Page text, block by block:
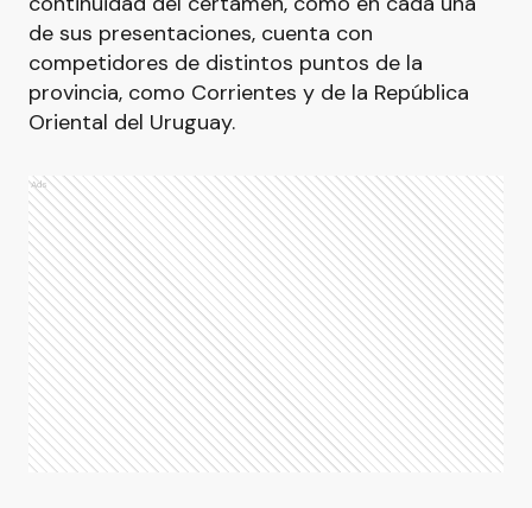
de sus presentaciones, cuenta con
competidores de distintos puntos de la
provincia, como Corrientes y de la República
Oriental del Uruguay.
Ads